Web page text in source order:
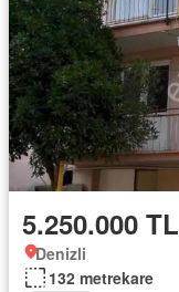
5.250.000 TL
Denizli
132 metrekare